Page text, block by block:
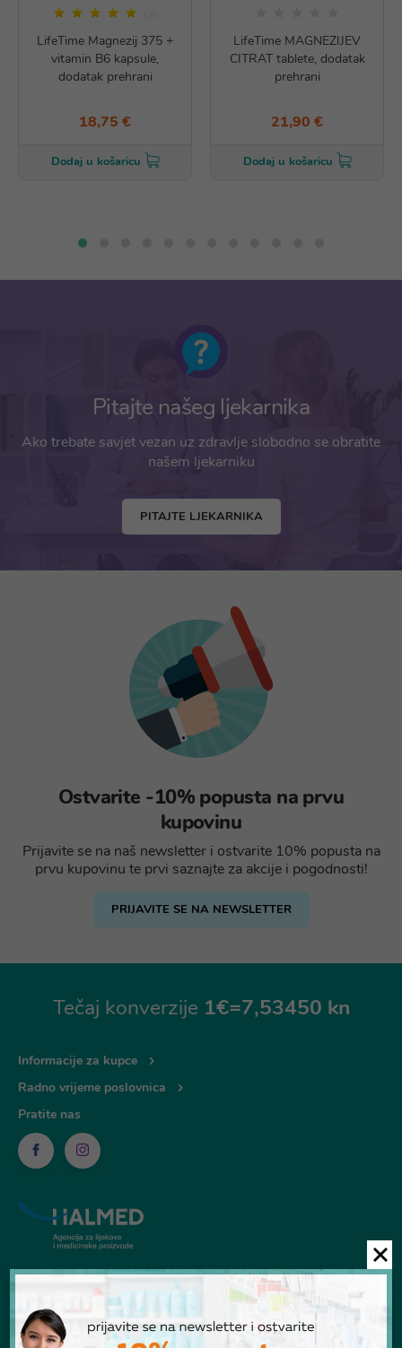
LifeTime Magnezij 375 +
vitamin B6 kapsule,
dodatak prehrani
18,75 €
Dodaj u košaricu
LifeTime MAGNEZIJEV
CITRAT tablete, dodatak
prehrani
21,90 €
Dodaj u košaricu
Pitajte našeg ljekarnika
Ako trebate savjet vezan uz zdravlje slobodno se obratite
našem ljekarniku
PITAJTE LJEKARNIKA
Ostvarite -10% popusta na prvu
kupovinu
Prijavite se na naš newsletter i ostvarite 10% popusta na
prvu kupovinu te prvi saznajte za akcije i pogodnosti!
PRIJAVITE SE NA NEWSLETTER
Tečaj konverzije 1€=7,53450 kn
Informacije za kupce
Radno vrijeme poslovnica
Pratite nas
© Ljekarna Talan 2026